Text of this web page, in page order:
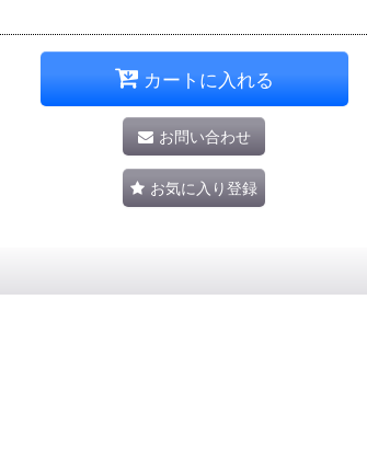
カートに入れる
お問い合わせ
お気に入り登録